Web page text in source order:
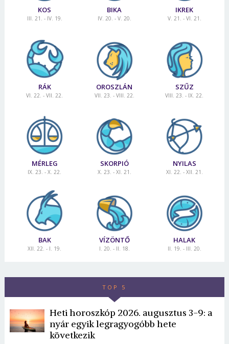
KOS
III. 21. - IV. 19.
BIKA
IV. 20. - V. 20.
IKREK
V. 21. - VI. 21.
RÁK
VI. 22. - VII. 22.
OROSZLÁN
VII. 23. - VIII. 22.
SZŰZ
VIII. 23. - IX. 22.
MÉRLEG
IX. 23. - X. 22.
SKORPIÓ
X. 23. - XI. 21.
NYILAS
XI. 22. - XII. 21.
BAK
XII. 22. - I. 19.
VÍZÖNTŐ
I. 20. - II. 18.
HALAK
II. 19. - III. 20.
TOP 5
Heti horoszkóp 2026. augusztus 3-9: a
nyár egyik legragyogóbb hete
következik